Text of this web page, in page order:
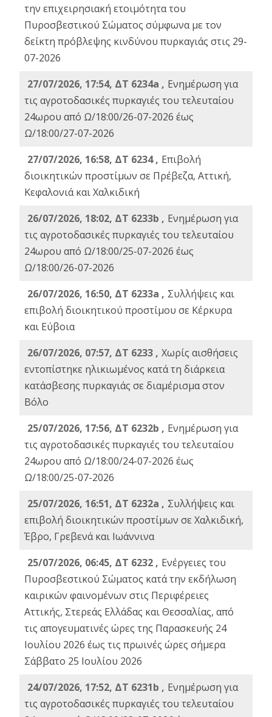
την επιχειρησιακή ετοιμότητα του
Πυροσβεστικού Σώματος σύμφωνα με τον
δείκτη πρόβλεψης κινδύνου πυρκαγιάς στις 29-
07-2026
27/07/2026, 17:54, ΔΤ 6234a , Ενημέρωση για
τις αγροτοδασικές πυρκαγιές του τελευταίου
24ωρου από Ω/18:00/26-07-2026 έως
Ω/18:00/27-07-2026
27/07/2026, 16:58, ΔΤ 6234 , Eπιβολή
διοικητικών προστίμων σε Πρέβεζα, Αττική,
Κεφαλονιά και Χαλκιδική
26/07/2026, 18:02, ΔΤ 6233b , Ενημέρωση για
τις αγροτοδασικές πυρκαγιές του τελευταίου
24ωρου από Ω/18:00/25-07-2026 έως
Ω/18:00/26-07-2026
26/07/2026, 16:50, ΔΤ 6233a , Συλλήψεις και
επιβολή διοικητικού προστίμου σε Κέρκυρα
και Εύβοια
26/07/2026, 07:57, ΔΤ 6233 , Χωρίς αισθήσεις
εντοπίστηκε ηλικιωμένος κατά τη διάρκεια
κατάσβεσης πυρκαγιάς σε διαμέρισμα στον
Βόλο
25/07/2026, 17:56, ΔΤ 6232b , Ενημέρωση για
τις αγροτοδασικές πυρκαγιές του τελευταίου
24ωρου από Ω/18:00/24-07-2026 έως
Ω/18:00/25-07-2026
25/07/2026, 16:51, ΔΤ 6232a , Συλλήψεις και
επιβολή διοικητικών προστίμων σε Χαλκιδική,
Έβρο, Γρεβενά και Ιωάννινα
25/07/2026, 06:45, ΔΤ 6232 , Ενέργειες του
Πυροσβεστικού Σώματος κατά την εκδήλωση
καιρικών φαινομένων στις Περιφέρειες
Αττικής, Στερεάς Ελλάδας και Θεσσαλίας, από
τις απογευματινές ώρες της Παρασκευής 24
Ιουλίου 2026 έως τις πρωινές ώρες σήμερα
Σάββατο 25 Ιουλίου 2026
24/07/2026, 17:52, ΔΤ 6231b , Ενημέρωση για
τις αγροτοδασικές πυρκαγιές του τελευταίου